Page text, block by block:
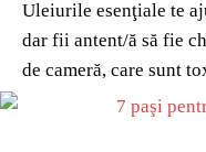
Uleiurile esenţiale te
dar fii antent/ă să fie
de cameră, care sunt